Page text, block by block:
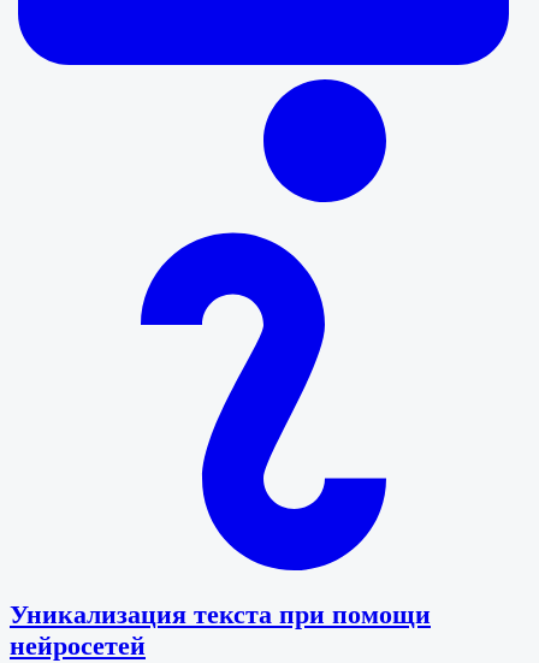
Уникализация текста при помощи
нейросетей